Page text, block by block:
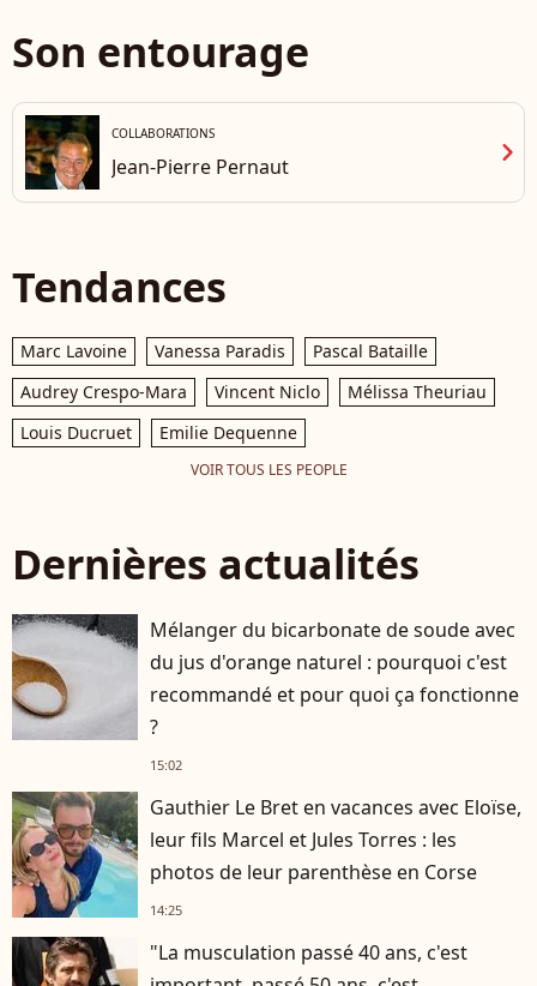
Son entourage
COLLABORATIONS
Jean-Pierre Pernaut chevron_right
Tendances
Marc Lavoine Vanessa Paradis
Pascal Bataille
Audrey Crespo-Mara
Vincent Niclo
Mélissa Theuriau
Louis Ducruet
Emilie Dequenne
VOIR TOUS LES PEOPLE
Dernières actualités
Mélanger du bicarbonate de soude avec
du jus d'orange naturel : pourquoi c'est
recommandé et pour quoi ça fonctionne
?
15:02
Gauthier Le Bret en vacances avec Eloïse,
leur fils Marcel et Jules Torres : les
photos de leur parenthèse en Corse
14:25
"La musculation passé 40 ans, c'est